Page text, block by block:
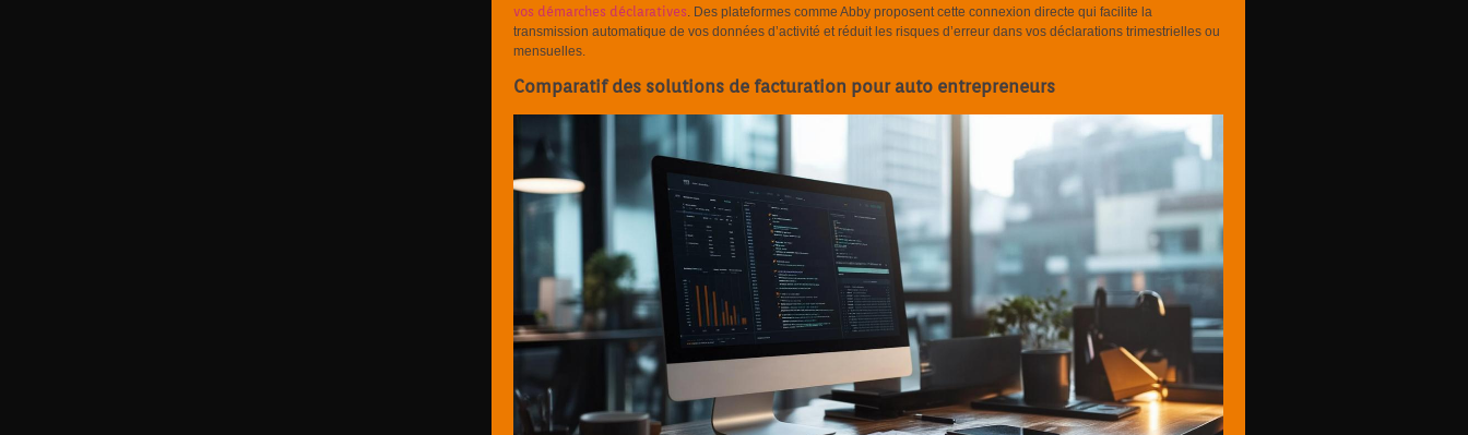
vos démarches déclaratives. Des plateformes comme Abby proposent cette connexion directe qui facilite la
transmission automatique de vos données d’activité et réduit les risques d’erreur dans vos déclarations trimestrielles ou
mensuelles.
Comparatif des solutions de facturation pour auto entrepreneurs